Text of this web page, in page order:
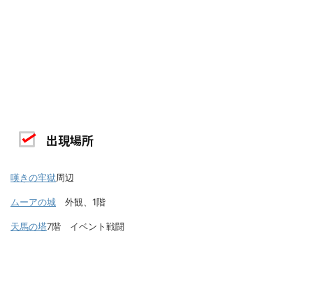
出現場所
嘆きの牢獄周辺
ムーアの城 外観、1階
天馬の塔7階 イベント戦闘